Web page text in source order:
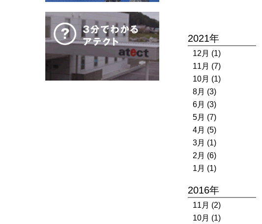
2021年
12月 (1)
11月 (7)
10月 (1)
8月 (3)
6月 (3)
5月 (7)
4月 (5)
3月 (1)
2月 (6)
1月 (1)
2016年
11月 (2)
10月 (1)